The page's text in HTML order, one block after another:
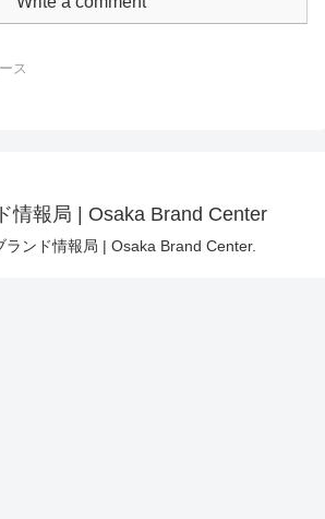
ス
情報局 | Osaka Brand Center
ンド情報局 | Osaka Brand Center.